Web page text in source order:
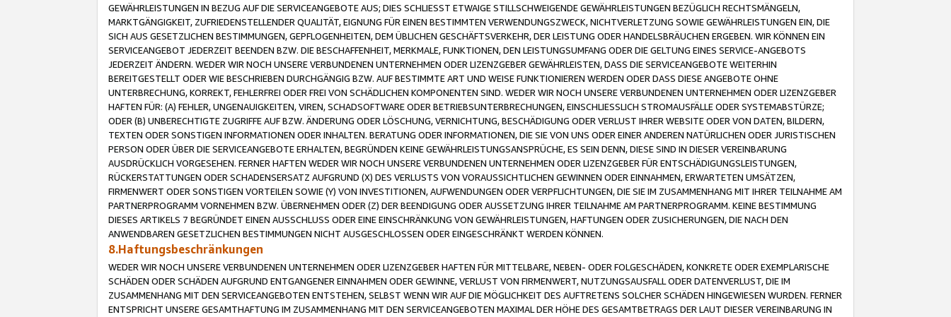
GEWÄHRLEISTUNGEN IN BEZUG AUF DIE SERVICEANGEBOTE AUS; DIES SCHLIESST ETWAIGE STILLSCHWEIGENDE GEWÄHRLEISTUNGEN BEZÜGLICH RECHTSMÄNGELN,
MARKTGÄNGIGKEIT, ZUFRIEDENSTELLENDER QUALITÄT, EIGNUNG FÜR EINEN BESTIMMTEN VERWENDUNGSZWECK, NICHTVERLETZUNG SOWIE GEWÄHRLEISTUNGEN EIN, DIE
SICH AUS GESETZLICHEN BESTIMMUNGEN, GEPFLOGENHEITEN, DEM ÜBLICHEN GESCHÄFTSVERKEHR, DER LEISTUNG ODER HANDELSBRÄUCHEN ERGEBEN. WIR KÖNNEN EIN
SERVICEANGEBOT JEDERZEIT BEENDEN BZW. DIE BESCHAFFENHEIT, MERKMALE, FUNKTIONEN, DEN LEISTUNGSUMFANG ODER DIE GELTUNG EINES SERVICE-ANGEBOTS
JEDERZEIT ÄNDERN. WEDER WIR NOCH UNSERE VERBUNDENEN UNTERNEHMEN ODER LIZENZGEBER GEWÄHRLEISTEN, DASS DIE SERVICEANGEBOTE WEITERHIN
BEREITGESTELLT ODER WIE BESCHRIEBEN DURCHGÄNGIG BZW. AUF BESTIMMTE ART UND WEISE FUNKTIONIEREN WERDEN ODER DASS DIESE ANGEBOTE OHNE
UNTERBRECHUNG, KORREKT, FEHLERFREI ODER FREI VON SCHÄDLICHEN KOMPONENTEN SIND. WEDER WIR NOCH UNSERE VERBUNDENEN UNTERNEHMEN ODER LIZENZGEBER
HAFTEN FÜR: (A) FEHLER, UNGENAUIGKEITEN, VIREN, SCHADSOFTWARE ODER BETRIEBSUNTERBRECHUNGEN, EINSCHLIESSLICH STROMAUSFÄLLE ODER SYSTEMABSTÜRZE;
ODER (B) UNBERECHTIGTE ZUGRIFFE AUF BZW. ÄNDERUNG ODER LÖSCHUNG, VERNICHTUNG, BESCHÄDIGUNG ODER VERLUST IHRER WEBSITE ODER VON DATEN, BILDERN,
TEXTEN ODER SONSTIGEN INFORMATIONEN ODER INHALTEN. BERATUNG ODER INFORMATIONEN, DIE SIE VON UNS ODER EINER ANDEREN NATÜRLICHEN ODER JURISTISCHEN
PERSON ODER ÜBER DIE SERVICEANGEBOTE ERHALTEN, BEGRÜNDEN KEINE GEWÄHRLEISTUNGSANSPRÜCHE, ES SEIN DENN, DIESE SIND IN DIESER VEREINBARUNG
AUSDRÜCKLICH VORGESEHEN. FERNER HAFTEN WEDER WIR NOCH UNSERE VERBUNDENEN UNTERNEHMEN ODER LIZENZGEBER FÜR ENTSCHÄDIGUNGSLEISTUNGEN,
RÜCKERSTATTUNGEN ODER SCHADENSERSATZ AUFGRUND (X) DES VERLUSTS VON VORAUSSICHTLICHEN GEWINNEN ODER EINNAHMEN, ERWARTETEN UMSÄTZEN,
FIRMENWERT ODER SONSTIGEN VORTEILEN SOWIE (Y) VON INVESTITIONEN, AUFWENDUNGEN ODER VERPFLICHTUNGEN, DIE SIE IM ZUSAMMENHANG MIT IHRER TEILNAHME AM
PARTNERPROGRAMM VORNEHMEN BZW. ÜBERNEHMEN ODER (Z) DER BEENDIGUNG ODER AUSSETZUNG IHRER TEILNAHME AM PARTNERPROGRAMM. KEINE BESTIMMUNG
DIESES ARTIKELS 7 BEGRÜNDET EINEN AUSSCHLUSS ODER EINE EINSCHRÄNKUNG VON GEWÄHRLEISTUNGEN, HAFTUNGEN ODER ZUSICHERUNGEN, DIE NACH DEN
ANWENDBAREN GESETZLICHEN BESTIMMUNGEN NICHT AUSGESCHLOSSEN ODER EINGESCHRÄNKT WERDEN KÖNNEN.
8.Haftungsbeschränkungen
WEDER WIR NOCH UNSERE VERBUNDENEN UNTERNEHMEN ODER LIZENZGEBER HAFTEN FÜR MITTELBARE, NEBEN- ODER FOLGESCHÄDEN, KONKRETE ODER EXEMPLARISCHE
SCHÄDEN ODER SCHÄDEN AUFGRUND ENTGANGENER EINNAHMEN ODER GEWINNE, VERLUST VON FIRMENWERT, NUTZUNGSAUSFALL ODER DATENVERLUST, DIE IM
ZUSAMMENHANG MIT DEN SERVICEANGEBOTEN ENTSTEHEN, SELBST WENN WIR AUF DIE MÖGLICHKEIT DES AUFTRETENS SOLCHER SCHÄDEN HINGEWIESEN WURDEN. FERNER
ENTSPRICHT UNSERE GESAMTHAFTUNG IM ZUSAMMENHANG MIT DEN SERVICEANGEBOTEN MAXIMAL DER HÖHE DES GESAMTBETRAGS DER LAUT DIESER VEREINBARUNG IN